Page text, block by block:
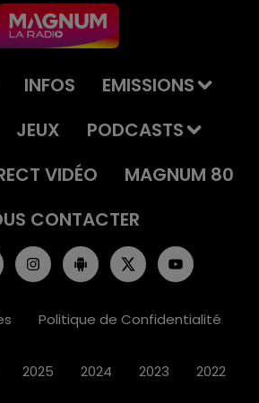
INFOS
EMISSIONS
JEUX
PODCASTS
VIDÉO
MAGNUM 80
CONTACTER
Politique de Confidentialité
2025 2024 2023 2022